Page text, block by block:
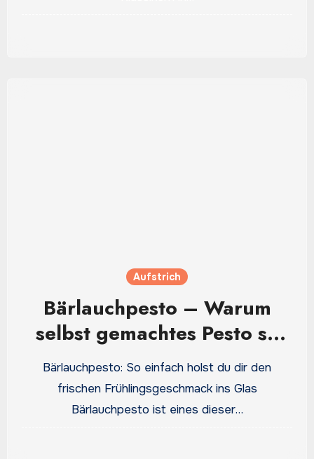
Aufstrich
Bärlauchpesto – Warum
selbst gemachtes Pesto so
viel aromatischer schmeckt
Bärlauchpesto: So einfach holst du dir den
frischen Frühlingsgeschmack ins Glas
Bärlauchpesto ist eines dieser…